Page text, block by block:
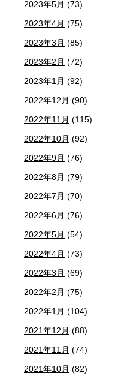
2023年5月 (73)
2023年4月 (75)
2023年3月 (85)
2023年2月 (72)
2023年1月 (92)
2022年12月 (90)
2022年11月 (115)
2022年10月 (92)
2022年9月 (76)
2022年8月 (79)
2022年7月 (70)
2022年6月 (76)
2022年5月 (54)
2022年4月 (73)
2022年3月 (69)
2022年2月 (75)
2022年1月 (104)
2021年12月 (88)
2021年11月 (74)
2021年10月 (82)